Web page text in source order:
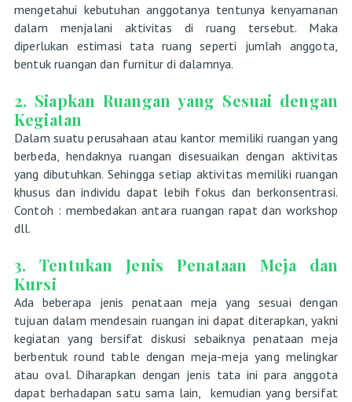
mengetahui kebutuhan anggotanya tentunya kenyamanan
dalam menjalani aktivitas di ruang tersebut. Maka
diperlukan estimasi tata ruang seperti jumlah anggota,
bentuk ruangan dan furnitur di dalamnya.
2. Siapkan Ruangan yang Sesuai dengan
Kegiatan
Dalam suatu perusahaan atau kantor memiliki ruangan yang
berbeda, hendaknya ruangan disesuaikan dengan aktivitas
yang dibutuhkan. Sehingga setiap aktivitas memiliki ruangan
khusus dan individu dapat lebih fokus dan berkonsentrasi.
Contoh : membedakan antara ruangan rapat dan workshop
dll.
3. Tentukan Jenis Penataan Meja dan
Kursi
Ada beberapa jenis penataan meja yang sesuai dengan
tujuan dalam mendesain ruangan ini dapat diterapkan, yakni
kegiatan yang bersifat diskusi sebaiknya penataan meja
berbentuk round table dengan meja-meja yang melingkar
atau oval. Diharapkan dengan jenis tata ini para anggota
dapat berhadapan satu sama lain, kemudian yang bersifat